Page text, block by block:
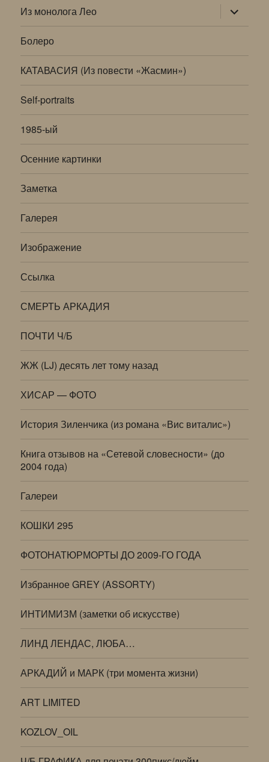
Из монолога Лео раскрыть
дочернее
меню
Болеро
КАТАВАСИЯ (Из повести «Жасмин»)
Self-portraits
1985-ый
Осенние картинки
Заметка
Галерея
Изображение
Ссылка
СМЕРТЬ АРКАДИЯ
ПОЧТИ Ч/Б
ЖЖ (LJ) десять лет тому назад
ХИСАР — ФОТО
История Зиленчика (из романа «Вис виталис»)
Книга отзывов на «Сетевой словесности» (до
2004 года)
Галереи
КОШКИ 295
ФОТОНАТЮРМОРТЫ ДО 2009-ГО ГОДА
Избранное GREY (ASSORTY)
ИНТИМИЗМ (заметки об искусстве)
ЛИНД ЛЕНДАС, ЛЮБА…
АРКАДИЙ и МАРК (три момента жизни)
ART LIMITED
KOZLOV_OIL